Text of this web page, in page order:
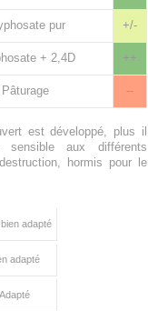
pur +/-
+ 2,4D ++
Pâturage --
est développé, plus il
sensible aux différents
hormis pour le
adapté
adapté
Adapté